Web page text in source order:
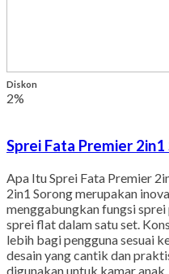
Diskon
2%
Sprei Fata Premier
Apa Itu Sprei Fata Premier
2in1 Sorong merupakan
menggabungkan fungsi
sprei flat dalam satu set.
lebih bagi pengguna sesuai
desain yang cantik dan
digunakan untuk kamar anak,